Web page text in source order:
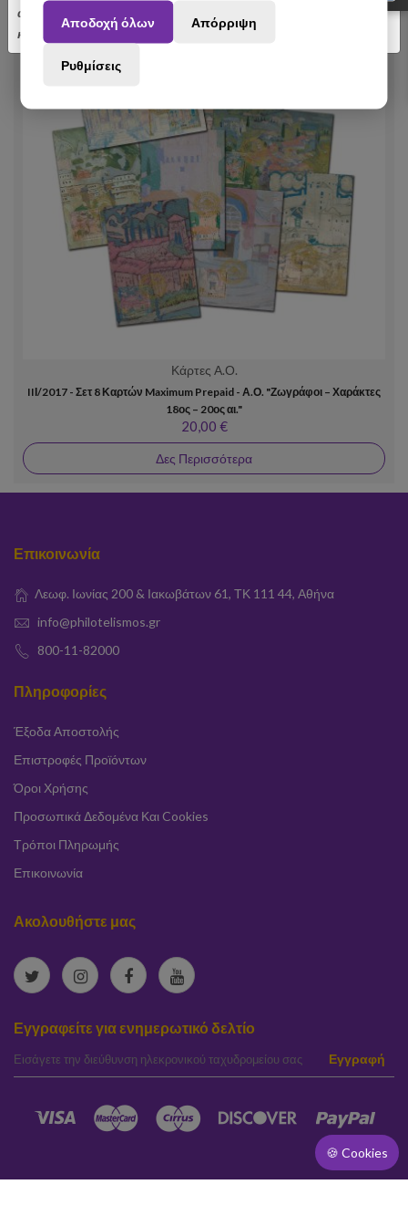
αποσταλούν με σχετική καθυστέρηση. Ευχαριστούμε για την
κατανόηση.
Κάρτες Α.Ο.
IIΙ/2017 - Σετ 8 Καρτών Maximum Prepaid - Α.Ο. "Ζωγράφοι – Χαράκτες
18ος – 20ος αι."
20,00 €
Δες Περισσότερα
Επικοινωνία
Λεωφ. Ιωνίας 200 & Ιακωβάτων 61, ΤΚ 111 44, Αθήνα
info@philotelismos.gr
800-11-82000
Πληροφορίες
Έξοδα Αποστολής
Επιστροφές Προϊόντων
Όροι Χρήσης
Προσωπικά Δεδομένα Και Cookies
Τρόποι Πληρωμής
Επικοινωνία
Ακολουθήστε μας
Εγγραφείτε για ενημερωτικό δελτίο
elta Εγγραφή
Αποδοχή όλων Απόρριψη
Ρυθμίσεις
🍪 Cookies